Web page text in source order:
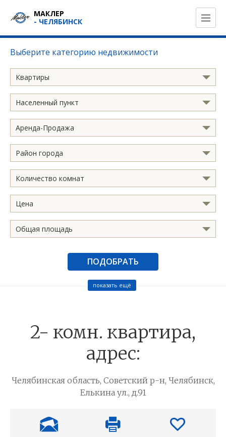
МАКЛЕР
- ЧЕЛЯБИНСК
Выберите категорию недвижимости
Квартиры
Населенный пункт
Аренда-Продажа
Район города
Количество комнат
Цена
Общая площадь
ПОДОБРАТЬ
показать ещё
2- комн. квартира,
адрес:
Челябинская область, Советский р-н, Челябинск,
Елькина ул., д.91